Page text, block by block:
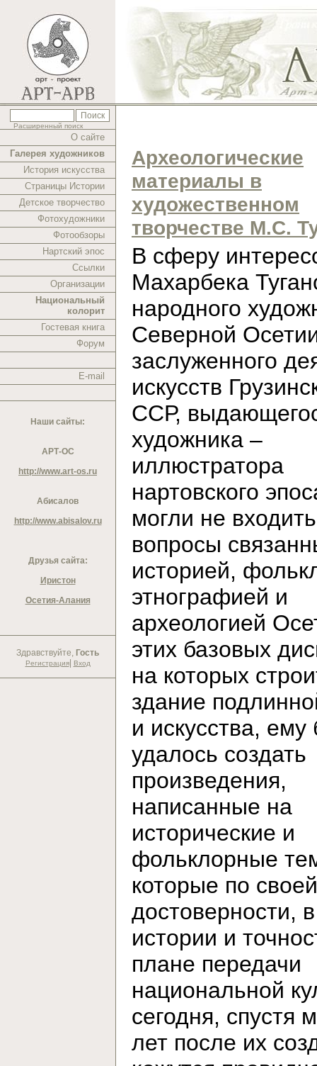
Расширенный поиск
О сайте
Галерея художников
История искусства
Страницы Истории
Детское творчество
Фотохудожники
Фотообзоры
Нартский эпос
Ссылки
Организации
Национальный
колорит
Гостевая книга
Форум
E-mail
Наши сайты:
АРТ-ОС
http://www.art-os.ru
Абисалов
http://www.abisalov.ru
Друзья сайта:
Иристон
Осетия-Алания
Здравствуйте, Гость
Регистрация| Вход
Археологические
материалы в
художественном
творчестве М.С.
В cферу
Махарбека
народного
Северной
заслуженного
искусств
ССР,
художника –
иллюстратора
нартовского
могли не входить
вопросы
историей,
этнографией и
археологией
этих базовых
на которых
здание
и искусства,
удалось создать
произведения,
написанные на
исторические и
фольклорные
которые по своей
достоверности,
истории и
плане передачи
национальной
сегодня, спустя
лет после их